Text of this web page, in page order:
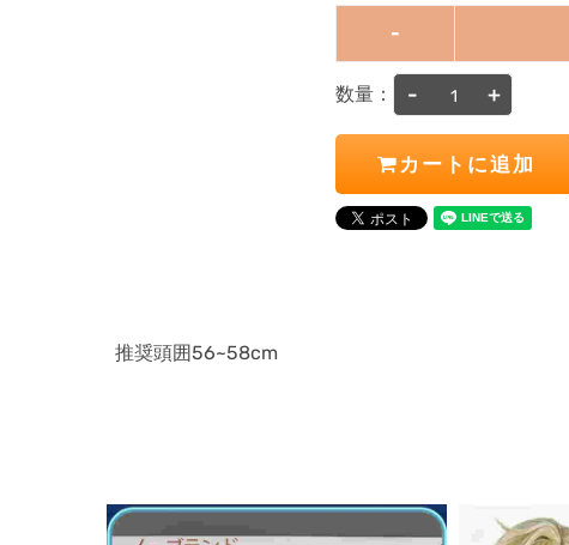
-
数量： - +
カートに追加
推奨頭囲56~58cm